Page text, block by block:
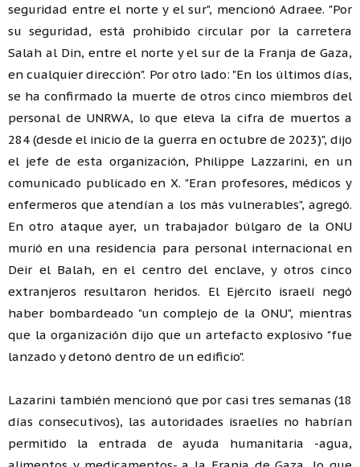
seguridad entre el norte y el sur", mencionó Adraee. "Por
su seguridad, está prohibido circular por la carretera
Salah al Din, entre el norte y el sur de la Franja de Gaza,
en cualquier dirección". Por otro lado: "En los últimos días,
se ha confirmado la muerte de otros cinco miembros del
personal de UNRWA, lo que eleva la cifra de muertos a
284 (desde el inicio de la guerra en octubre de 2023)", dijo
el jefe de esta organización, Philippe Lazzarini, en un
comunicado publicado en X. "Eran profesores, médicos y
enfermeros que atendían a los más vulnerables", agregó.
En otro ataque ayer, un trabajador búlgaro de la ONU
murió en una residencia para personal internacional en
Deir el Balah, en el centro del enclave, y otros cinco
extranjeros resultaron heridos. El Ejército israelí negó
haber bombardeado "un complejo de la ONU", mientras
que la organización dijo que un artefacto explosivo "fue
lanzado y detonó dentro de un edificio".
Lazarini también mencionó que por casi tres semanas (18
días consecutivos), las autoridades israelíes no habrían
permitido la entrada de ayuda humanitaria -agua,